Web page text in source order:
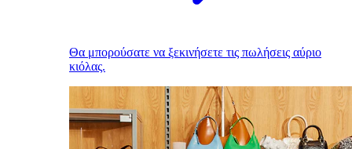
Θα μπορούσατε να ξεκινήσετε τις πωλήσεις αύριο
κιόλας.